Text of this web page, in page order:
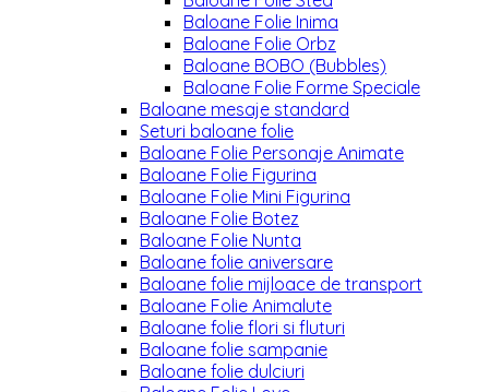
Baloane Folie Inima
Baloane Folie Orbz
Baloane BOBO (Bubbles)
Baloane Folie Forme Speciale
Baloane mesaje standard
Seturi baloane folie
Baloane Folie Personaje Animate
Baloane Folie Figurina
Baloane Folie Mini Figurina
Baloane Folie Botez
Baloane Folie Nunta
Baloane folie aniversare
Baloane folie mijloace de transport
Baloane Folie Animalute
Baloane folie flori si fluturi
Baloane folie sampanie
Baloane folie dulciuri